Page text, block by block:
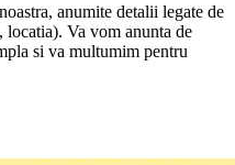
anumite detalii legate de
Va vom anunta de
si va multumim pentru